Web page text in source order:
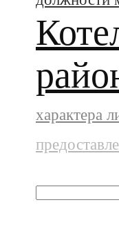
характера